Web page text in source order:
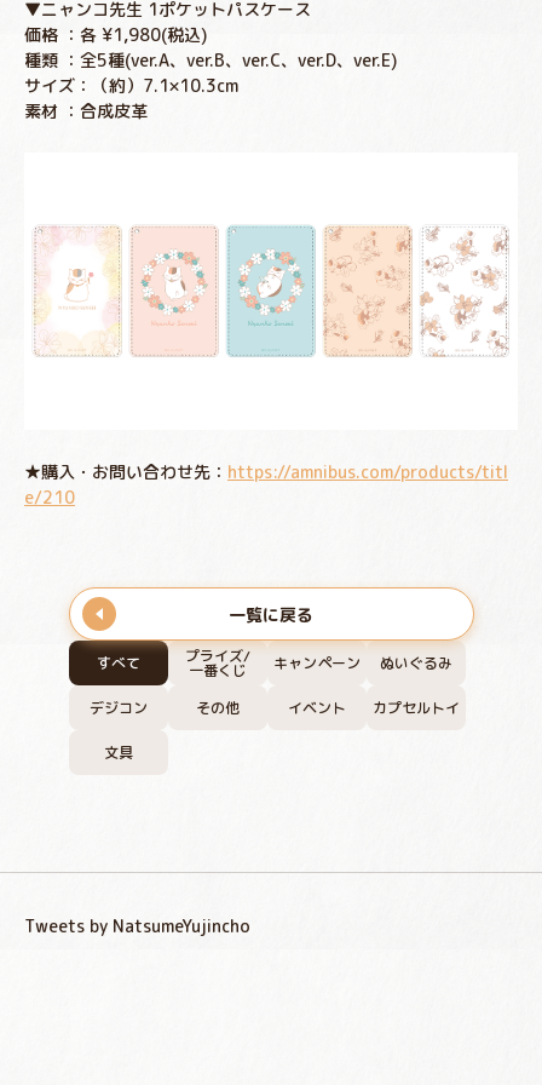
すべて プライズ/
一番くじ キャンペーン ぬいぐるみ
デジコン その他 イベント カプセルトイ
文具
▼ニャンコ先生 1ポケットパスケース
価格 ：各 ¥1,980(税込)
種類 ：全5種(ver.A、ver.B、ver.C、ver.D、ver.E)
サイズ：（約）7.1×10.3cm
素材 ：合成皮革
★購入・お問い合わせ先： https://amnibus.com/products/titl
e/210
一覧に戻る
Tweets by NatsumeYujincho